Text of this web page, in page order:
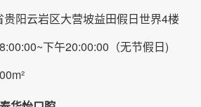
贵阳云岩区大营坡益田假日世界4楼
下午20:00:00（无节假日)